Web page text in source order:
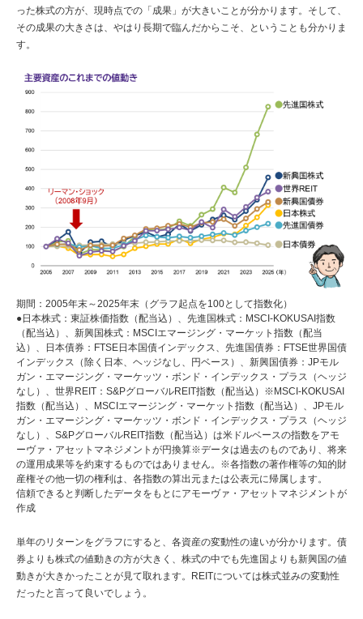
った株式の方が、現時点での「成果」が大きいことが分かります。そして、
その成果の大きさは、やはり長期で臨んだからこそ、ということも分かりま
す。
期間：2005年末～2025年末（グラフ起点を100として指数化）
●日本株式：東証株価指数（配当込）、先進国株式：MSCI-KOKUSAI指数
（配当込）、新興国株式：MSCIエマージング・マーケット指数（配当
込）、日本債券：FTSE日本国債インデックス、先進国債券：FTSE世界国債
インデックス（除く日本、ヘッジなし、円ベース）、新興国債券：JPモル
ガン・エマージング・マーケッツ・ボンド・インデックス・プラス（ヘッジ
なし）、世界REIT：S&PグローバルREIT指数（配当込）※MSCI-KOKUSAI
指数（配当込）、MSCIエマージング・マーケット指数（配当込）、JPモル
ガン・エマージング・マーケッツ・ボンド・インデックス・プラス（ヘッジ
なし）、S&PグローバルREIT指数（配当込）は米ドルベースの指数をアモ
ーヴァ・アセットマネジメントが円換算※データは過去のものであり、将来
の運用成果等を約束するものではありません。※各指数の著作権等の知的財
産権その他一切の権利は、各指数の算出元または公表元に帰属します。
信頼できると判断したデータをもとにアモーヴァ・アセットマネジメントが
作成
単年のリターンをグラフにすると、各資産の変動性の違いが分かります。債
券よりも株式の値動きの方が大きく、株式の中でも先進国よりも新興国の値
動きが大きかったことが見て取れます。REITについては株式並みの変動性
だったと言って良いでしょう。